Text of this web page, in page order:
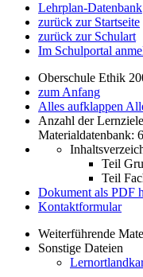
Lehrplan-Datenbank
zurück zur Startseite
zurück zur Schulart
Im Schulportal
Oberschule Ethik
zum Anfang
Alles aufklappen
Anzahl der
Materialdatenbank:
Teil
Teil
Dokument als PDF
Kontaktformular
Weiterführende
Sonstige Dateien